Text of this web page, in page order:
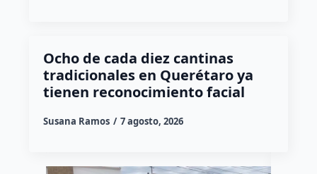
Ocho de cada diez cantinas
tradicionales en Querétaro ya
tienen reconocimiento facial
Susana Ramos 7 agosto, 2026